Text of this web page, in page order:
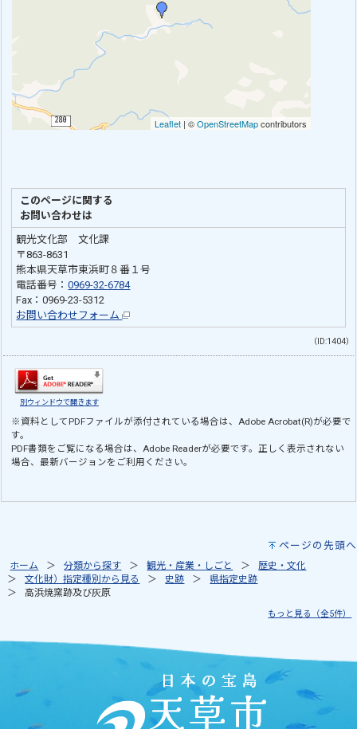
このページに関する
お問い合わせは
観光文化部 文化課
〒863-8631
熊本県天草市東浜町８番１号
電話番号：0969-32-6784
Fax：0969-23-5312
お問い合わせフォーム
（ID:1404）
別ウィンドウで開きます
※資料としてPDFファイルが添付されている場合は、Adobe Acrobat(R)が必要で
す。
PDF書類をご覧になる場合は、Adobe Readerが必要です。正しく表示されない
場合、最新バージョンをご利用ください。
ページの先頭へ
ホーム 分類から探す 観光・産業・しごと
歴史・文化
文化財）指定種別から見る
史跡
県指定史跡
高浜焼窯跡及び灰原
もっと見る（全5件）